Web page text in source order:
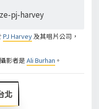
pj-harvey
PJ Harvey及其唱片公司，
影者是 Ali Burhan 。
北